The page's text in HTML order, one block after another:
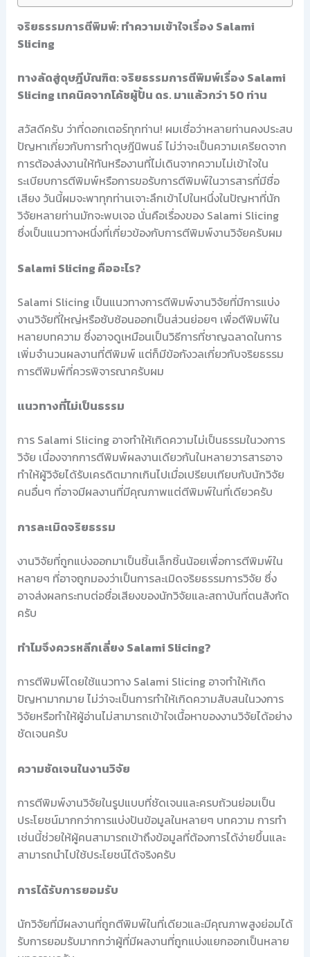
จริยธรรมการตีพิมพ์: ทำความเข้าใจเรื่อง Salami
Slicing
ทางลัดสู่ดุษฎีบัณฑิต: จริยธรรมการตีพิมพ์เรื่อง Salami
Slicing เทคนิคจากโค้ชผู้ปั้น ดร. มาแล้วกว่า 50 ท่าน
สวัสดีครับ ว่าที่ดอกเตอร์ทุกท่าน! ผมเชื่อว่าหลายท่านคงประสบ
ปัญหาเกี่ยวกับการทำดุษฎีนิพนธ์ ไม่ว่าจะเป็นความเครียดจาก
การต้องส่งงานให้ทันหรืองานที่ไม่เดินจากความไม่เข้าใจใน
ระเบียบการตีพิมพ์หรือการขอรับการตีพิมพ์ในวารสารที่มีชื่อ
เสียง วันนี้ผมจะพาทุกท่านเจาะลึกเข้าไปในหนึ่งในปัญหาที่นัก
วิจัยหลายท่านมักจะพบเจอ นั่นคือเรื่องของ Salami Slicing
ซึ่งเป็นแนวทางหนึ่งที่เกี่ยวข้องกับการตีพิมพ์งานวิจัยครับผม
Salami Slicing คืออะไร?
Salami Slicing เป็นแนวทางการตีพิมพ์งานวิจัยที่มีการแบ่ง
งานวิจัยที่ใหญ่หรือซับซ้อนออกเป็นส่วนย่อยๆ เพื่อตีพิมพ์ใน
หลายบทความ ซึ่งอาจดูเหมือนเป็นวิธีการที่ชาญฉลาดในการ
เพิ่มจำนวนผลงานที่ตีพิมพ์ แต่ก็มีข้อกังวลเกี่ยวกับจริยธรรม
การตีพิมพ์ที่ควรพิจารณาครับผม
แนวทางที่ไม่เป็นธรรม
การ Salami Slicing อาจทำให้เกิดความไม่เป็นธรรมในวงการ
วิจัย เนื่องจากการตีพิมพ์ผลงานเดียวกันในหลายวารสารอาจ
ทำให้ผู้วิจัยได้รับเครดิตมากเกินไปเมื่อเปรียบเทียบกับนักวิจัย
คนอื่นๆ ที่อาจมีผลงานที่มีคุณภาพแต่ตีพิมพ์ในที่เดียวครับ
การละเมิดจริยธรรม
งานวิจัยที่ถูกแบ่งออกมาเป็นชิ้นเล็กชิ้นน้อยเพื่อการตีพิมพ์ใน
หลายๆ ที่อาจถูกมองว่าเป็นการละเมิดจริยธรรมการวิจัย ซึ่ง
อาจส่งผลกระทบต่อชื่อเสียงของนักวิจัยและสถาบันที่ตนสังกัด
ครับ
ทำไมจึงควรหลีกเลี่ยง Salami Slicing?
การตีพิมพ์โดยใช้แนวทาง Salami Slicing อาจทำให้เกิด
ปัญหามากมาย ไม่ว่าจะเป็นการทำให้เกิดความสับสนในวงการ
วิจัยหรือทำให้ผู้อ่านไม่สามารถเข้าใจเนื้อหาของงานวิจัยได้อย่าง
ชัดเจนครับ
ความชัดเจนในงานวิจัย
การตีพิมพ์งานวิจัยในรูปแบบที่ชัดเจนและครบถ้วนย่อมเป็น
ประโยชน์มากกว่าการแบ่งปันข้อมูลในหลายๆ บทความ การทำ
เช่นนี้ช่วยให้ผู้คนสามารถเข้าถึงข้อมูลที่ต้องการได้ง่ายขึ้นและ
สามารถนำไปใช้ประโยชน์ได้จริงครับ
การได้รับการยอมรับ
นักวิจัยที่มีผลงานที่ถูกตีพิมพ์ในที่เดียวและมีคุณภาพสูงย่อมได้
รับการยอมรับมากกว่าผู้ที่มีผลงานที่ถูกแบ่งแยกออกเป็นหลาย